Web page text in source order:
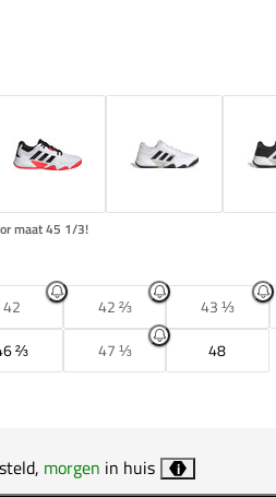
maat 45 1/3!
42 42 ⅔ 43 ⅓
⅔ 47 ⅓ 48
morgen in huis i